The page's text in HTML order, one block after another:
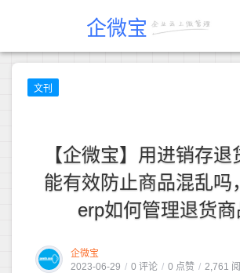
企微宝
文刊
【企微宝】用进销存
能有效防止商品混乱吗
erp如何管理退货商
企微宝
2023-06-29 / 0 评论 / 0 点赞 / 2,761